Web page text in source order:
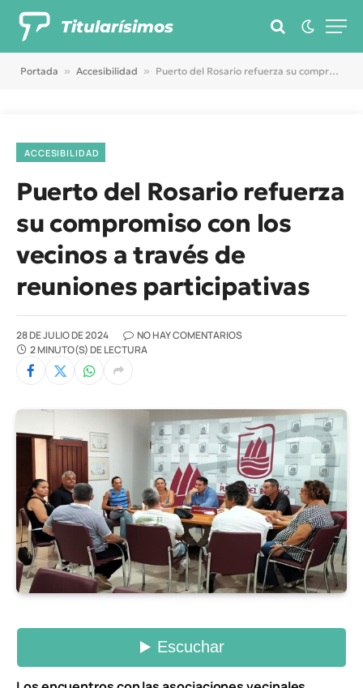
Titularísimos
Portada » Accesibilidad » Puerto del Rosario refuerza su compromiso con los vecinos a través de reuniones participativas
ACCESIBILIDAD
Puerto del Rosario refuerza
su compromiso con los
vecinos a través de
reuniones participativas
28 DE JULIO DE 2024
NO HAY COMENTARIOS
2 MINUTO(S) DE LECTURA